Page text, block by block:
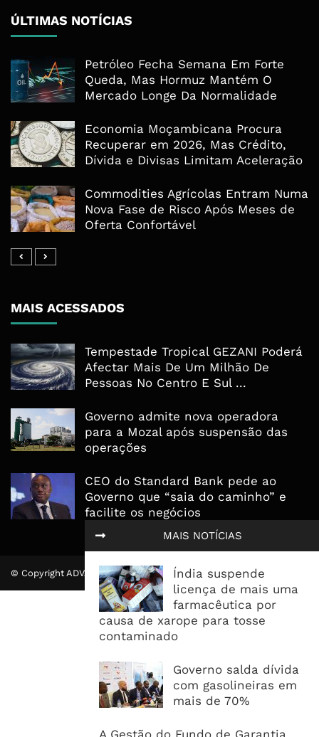
MAIS NOTÍCIAS
Índia suspende
licença de mais uma
farmacêutica por
causa de xarope para tosse
contaminado
Governo salda dívida
com gasolineiras em
mais de 70%
A Gestão do Fundo de Garantia
ÚLTIMAS NOTÍCIAS
Petróleo Fecha Semana Em Forte
Queda, Mas Hormuz Mantém O
Mercado Longe Da Normalidade
Economia Moçambicana Procura
Recuperar em 2026, Mas Crédito,
Dívida e Divisas Limitam Aceleração
Commodities Agrícolas Entram Numa
Nova Fase de Risco Após Meses de
Oferta Confortável
MAIS ACESSADOS
Tempestade Tropical GEZANI Poderá
Afectar Mais De Um Milhão De
Pessoas No Centro E Sul ...
Governo admite nova operadora
para a Mozal após suspensão das
operações
CEO do Standard Bank pede ao
Governo que “saia do caminho” e
facilite os negócios
© Copyright ADVALUE. Todos Direitos Reservados.